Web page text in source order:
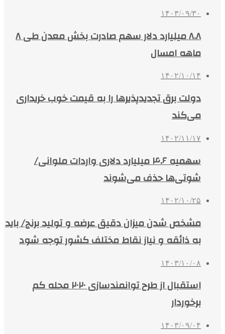
۱۴۰۳/۰۹/۳۰
۸.۸ میلیارد دلار سهم صادرت بخش معدن طی ۸
ماهه امسال
۱۴۰۲/۱۰/۱۴
دولت برق تجدیدپذیرها را به قیمت خوب خریداری
می‌کند
۱۴۰۲/۱۱/۱۷
سهمیه ۴.۶ میلیارد دلاری واردات ملوانی/
شوتی‌ها حذف می‌شوند
۱۴۰۲/۱۰/۲۵
مشخص شدن میزان دقیق عرضه و تولید برنج/ باید
به ذائقه و نیاز نقاط مختلف کشور توجه شود
۱۴۰۳/۱۰/۰۸
استقبال از طرح توانمندسازی ۲۰۲۰ محله کم
برخوردار
۱۴۰۳/۰۹/۰۴